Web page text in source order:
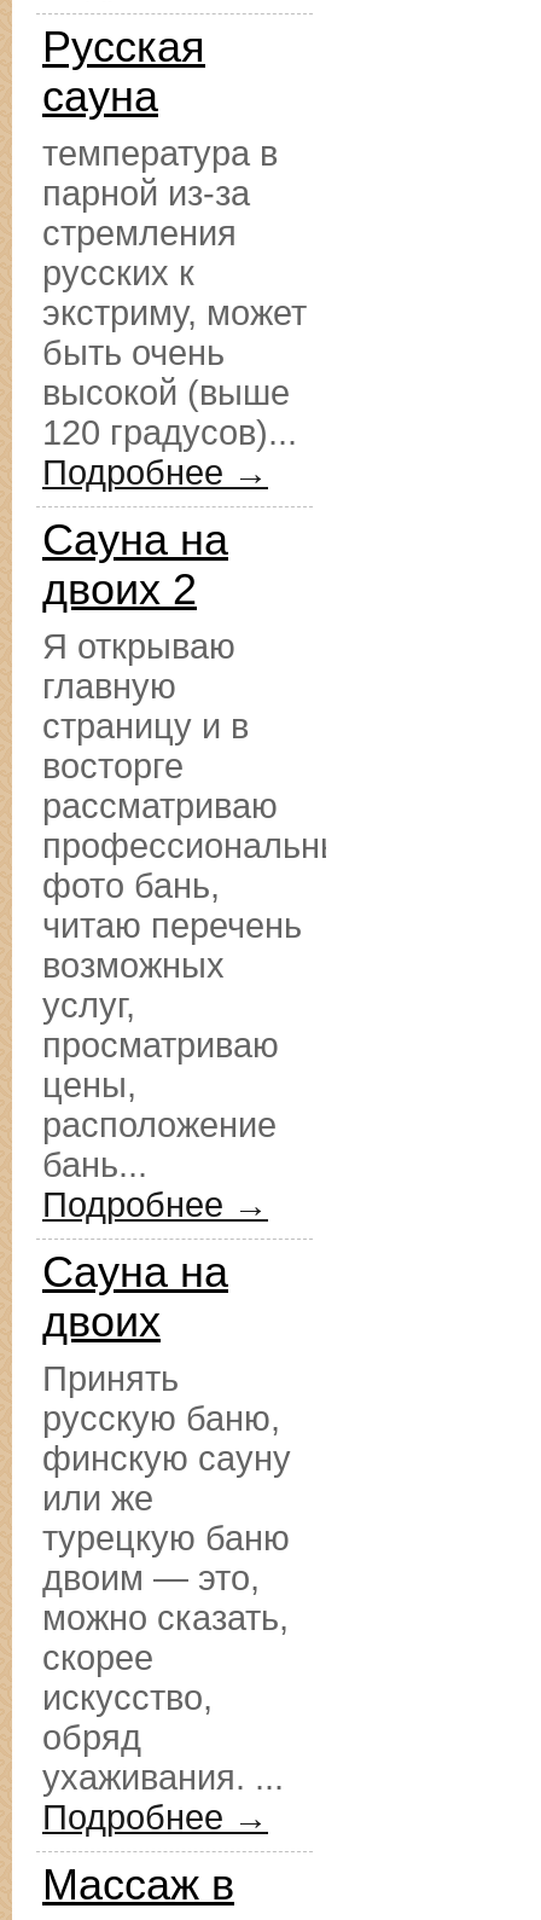
Русская
сауна
температура в
парной из-за
стремления
русских к
экстриму, может
быть очень
высокой (выше
120 градусов)...
Подробнее →
Сауна на
двоих 2
Я открываю
главную
страницу и в
восторге
рассматриваю
профессиональные
фото бань,
читаю перечень
возможных
услуг,
просматриваю
цены,
расположение
бань...
Подробнее →
Сауна на
двоих
Принять
русскую баню,
финскую сауну
или же
турецкую баню
двоим — это,
можно сказать,
скорее
искусство,
обряд
ухаживания. ...
Подробнее →
Массаж в